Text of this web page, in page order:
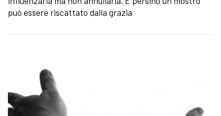
può essere riscattato dalla grazia